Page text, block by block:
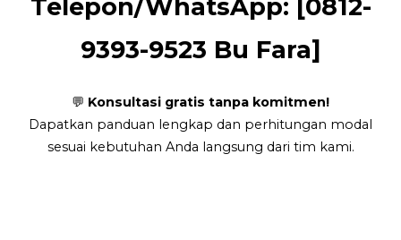
Telepon/WhatsApp: [0812-
9393-9523 Bu Fara]
💬 Konsultasi gratis tanpa komitmen!
Dapatkan panduan lengkap dan perhitungan modal
sesuai kebutuhan Anda langsung dari tim kami.